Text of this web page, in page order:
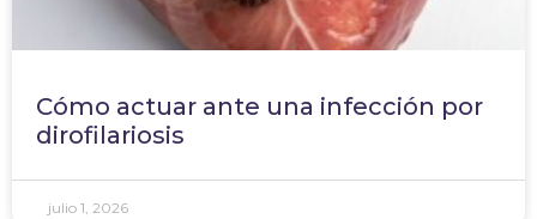
Cómo actuar ante una infección por
dirofilariosis
julio 1, 2026